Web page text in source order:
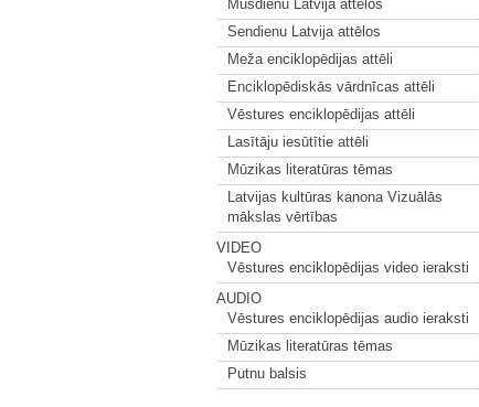
Mūsdienu Latvija attēlos
Sendienu Latvija attēlos
Meža enciklopēdijas attēli
Enciklopēdiskās vārdnīcas attēli
Vēstures enciklopēdijas attēli
Lasītāju iesūtītie attēli
Mūzikas literatūras tēmas
Latvijas kultūras kanona Vizuālās
mākslas vērtības
VIDEO
Vēstures enciklopēdijas video ieraksti
AUDIO
Vēstures enciklopēdijas audio ieraksti
Mūzikas literatūras tēmas
Putnu balsis